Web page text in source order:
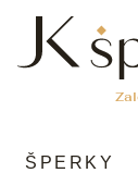
obsah
ŠPERKY